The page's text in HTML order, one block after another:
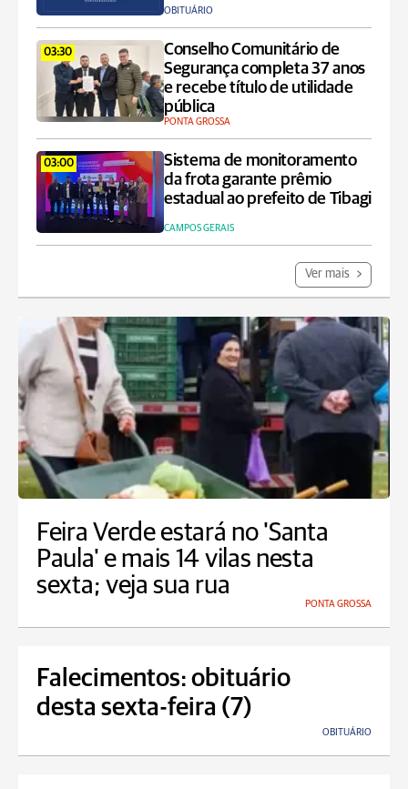
OBITUÁRIO
03:30
Conselho Comunitário de
Segurança completa 37 anos
e recebe título de utilidade
pública
PONTA GROSSA
03:00
Sistema de monitoramento
da frota garante prêmio
estadual ao prefeito de Tibagi
CAMPOS GERAIS
Ver mais
Feira Verde estará no 'Santa
Paula' e mais 14 vilas nesta
sexta; veja sua rua
PONTA GROSSA
Falecimentos: obituário
desta sexta-feira (7)
OBITUÁRIO